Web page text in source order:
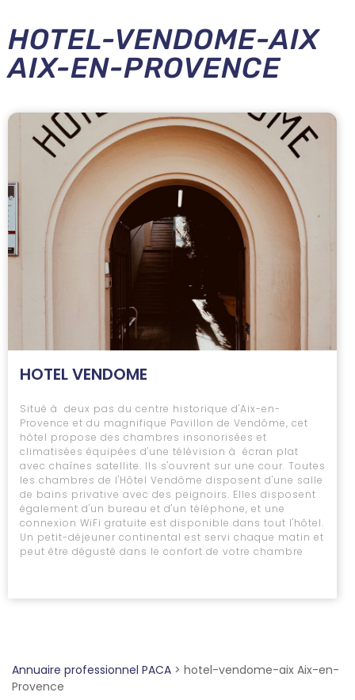
HOTEL-VENDOME-AIX
AIX-EN-PROVENCE
HOTEL VENDOME
Situé à deux pas du centre historique d'Aix-en-
Provence et du magnifique Pavillon de Vendôme, cet
hôtel propose des chambres insonorisées et
climatisées équipées d'une télévision à écran plat
avec chaînes satellite. Ils s'ouvrent sur une cour. Toutes
les chambres de l'Hôtel Vendôme disposent d'une salle
de bains privative avec des peignoirs. Elles disposent
également d'un bureau et d'un téléphone, et une
connexion WiFi gratuite est disponible dans tout l'hôtel.
Un petit-déjeuner continental est servi chaque matin et
peut être dégusté dans le confort de votre chambre
Annuaire professionnel PACA > hotel-vendome-aix Aix-en-
Provence